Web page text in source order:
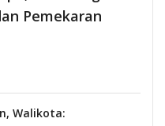
Pemekaran
Walikota: